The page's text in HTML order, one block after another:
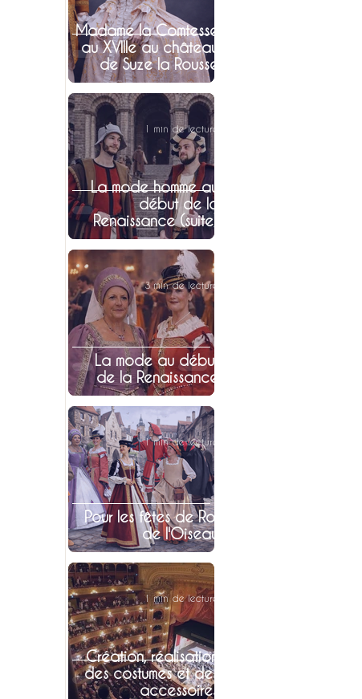
Madame la Comtesse
au XVIIIe au château
de Suze la Rousse
La mode homme au
début de la
Renaissance (suite)
1 min de lecture
La mode au début
de la Renaissance
3 min de lecture
Pour les fêtes de Roi
de l'Oiseau
1 min de lecture
Création, réalisation
des costumes et des
accessoires
1 min de lecture